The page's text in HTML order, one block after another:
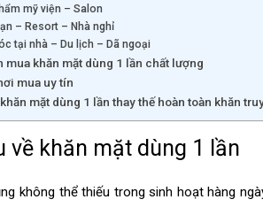
mỹ viện – Salon
– Resort – Nhà nghỉ
tại nhà – Du lịch – Dã ngoại
mua khăn mặt dùng 1 lần chất lượng
mua uy tín
mặt dùng 1 lần thay thế hoàn toàn khăn
về khăn mặt dùng 1 lần
không thể thiếu trong sinh hoạt hàng